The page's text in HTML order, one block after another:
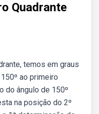
Quadrante
temos em graus
ao primeiro
do ângulo de 150º
na posição do 2º